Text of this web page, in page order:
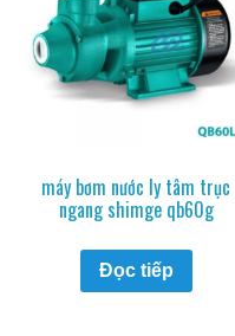
máy bơm nước ly tâm trục
ngang shimge qb60g
Đọc tiếp